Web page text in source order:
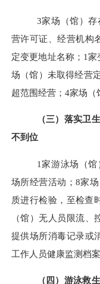
3家场（馆）
营许可证、经营机构
定变更地址名称； 1家
场（馆）未取得经营
超范围经营； 4家场（
（三）落实卫
不到位
1家游泳场（
场所经营活动； 8家
质进行检验，至检查
（馆）无人员限流、
提供场所消毒记录或
工作人员健康监测档案
（四）游泳救